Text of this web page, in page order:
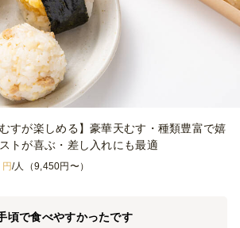
すが楽しめる】豪華天むす・種類豊富で嬉
トが喜ぶ・差し入れにも最適
円/人（9,450円〜）
頃で食べやすかったです